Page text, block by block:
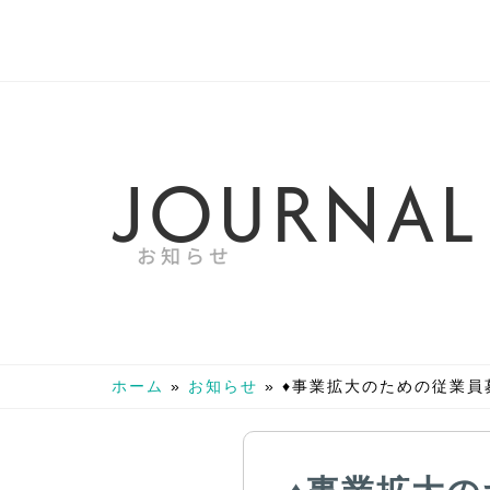
JOURNAL
お知らせ
ホーム » お知らせ » ♦事業拡大のための従業員